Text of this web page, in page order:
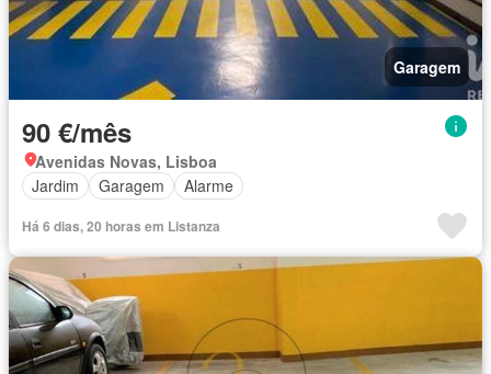
Garagem
90 €/mês
Avenidas Novas, Lisboa
Jardim
Garagem Alarme
Há 6 dias, 20 horas em Listanza